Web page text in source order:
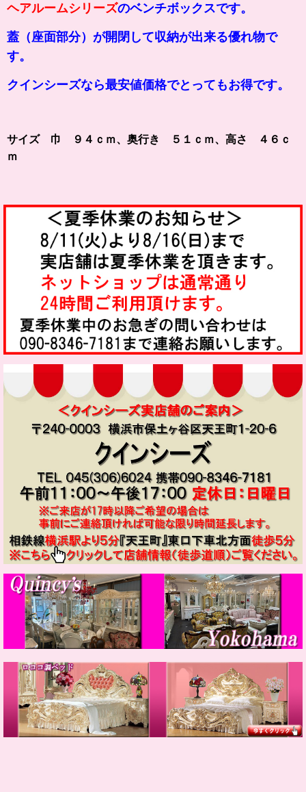
ヘアルームシリーズのベンチボックスです。
蓋（座面部分）が開閉して収納が出来る優れ物で
す。
クインシーズなら最安値価格でとってもお得です。
サイズ 巾 ９４ｃｍ、奥行き ５１ｃｍ、高さ ４６ｃ
ｍ